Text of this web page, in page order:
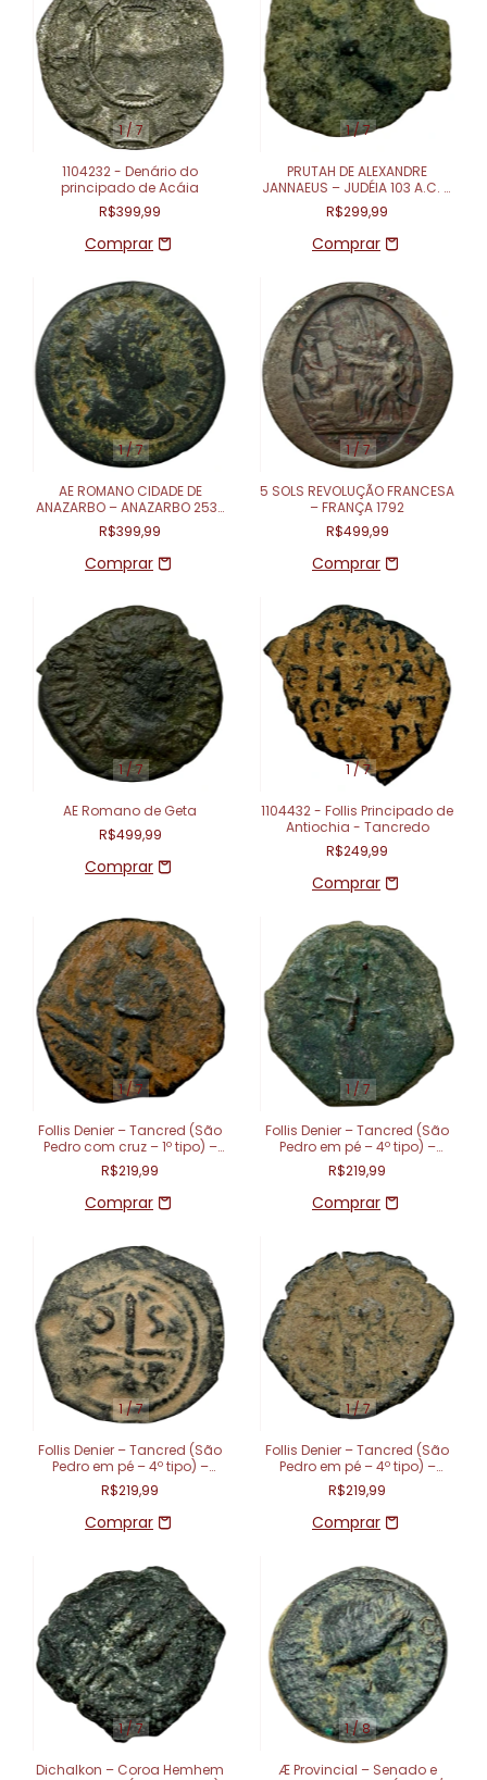
1/7
1104232 - Denário do
principado de Acáia
R$399,99
1/7
PRUTAH DE ALEXANDRE
JANNAEUS – JUDÉIA 103 A.C. –
76 A.C.
R$299,99
1/7
AE ROMANO CIDADE DE
ANAZARBO – ANAZARBO 253-
254
R$399,99
1/7
5 SOLS REVOLUÇÃO FRANCESA
– FRANÇA 1792
R$499,99
1/7
AE Romano de Geta
R$499,99
1/7
1104432 - Follis Principado de
Antiochia - Tancredo
R$249,99
1/7
Follis Denier – Tancred (São
Pedro com cruz – 1º tipo) –
Principado de Antioquia
(1104 - 1112)
R$219,99
1 /7
Follis Denier – Tancred (São
Pedro em pé – 4º tipo) –
Principado de Antioquia (1101
- 1112)
R$219,99
1/7
Follis Denier – Tancred (São
Pedro em pé – 4º tipo) –
Principado de Antioquia (1101
- 1112)
R$219,99
1/7
Follis Denier – Tancred (São
Pedro em pé – 4º tipo) –
Principado de Antioquia (1101
- 1112)
R$219,99
1/7
Dichalkon – Coroa Hemhem
1/8
Æ Provincial – Senado e